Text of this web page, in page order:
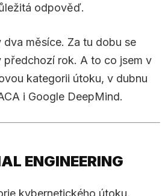
odpověď.
měsíce. Za tu dobu se
předchozí rok. A to co jsem v
kategorii útoku, v dubnu
i Google DeepMind.
ENGINEERING
kybernetického útoku.